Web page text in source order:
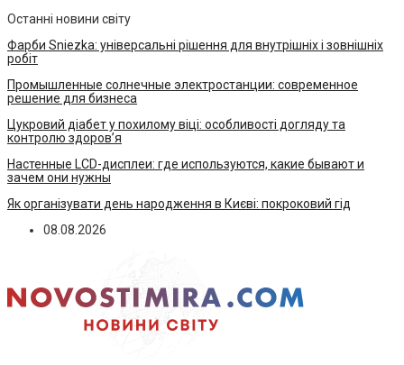
Останні новини світу
Фарби Sniezka: універсальні рішення для внутрішніх і зовнішніх
робіт
Промышленные солнечные электростанции: современное
решение для бизнеса
Цукровий діабет у похилому віці: особливості догляду та
контролю здоров’я
Настенные LCD-дисплеи: где используются, какие бывают и
зачем они нужны
Як організувати день народження в Києві: покроковий гід
08.08.2026